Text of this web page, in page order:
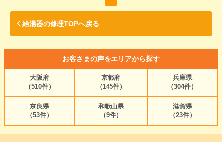
給湯器の修理TOPへ戻る
お客さまの声をエリアから探す
大阪府
（510件）
京都府
（145件）
兵庫県
（304件）
奈良県
（53件）
和歌山県
（9件）
滋賀県
（23件）